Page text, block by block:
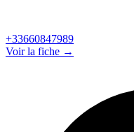
+33660847989
Voir la fiche →